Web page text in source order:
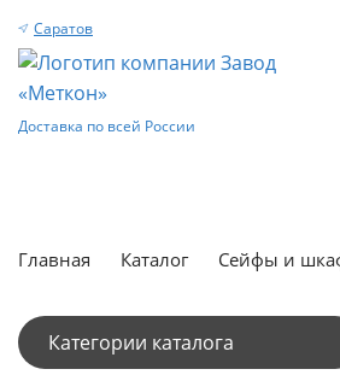
Саратов
Доставка по всей России
Главная Каталог Сейфы и
Категории каталога